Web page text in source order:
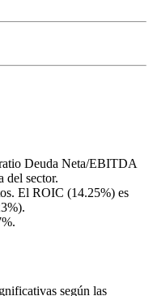
Deuda Neta/EBITDA
del sector.
El ROIC (14.25%) es
según las